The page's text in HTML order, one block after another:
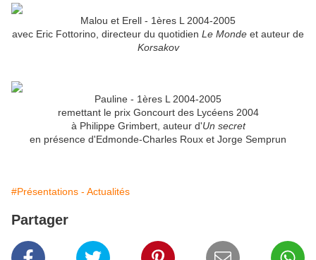
Malou et Erell - 1ères L 2004-2005
avec Eric Fottorino, directeur du quotidien Le Monde et auteur de
Korsakov
Pauline - 1ères L 2004-2005
remettant le prix Goncourt des Lycéens 2004
à Philippe Grimbert, auteur d'Un secret
en présence d'Edmonde-Charles Roux et Jorge Semprun
#Présentations - Actualités
Partager